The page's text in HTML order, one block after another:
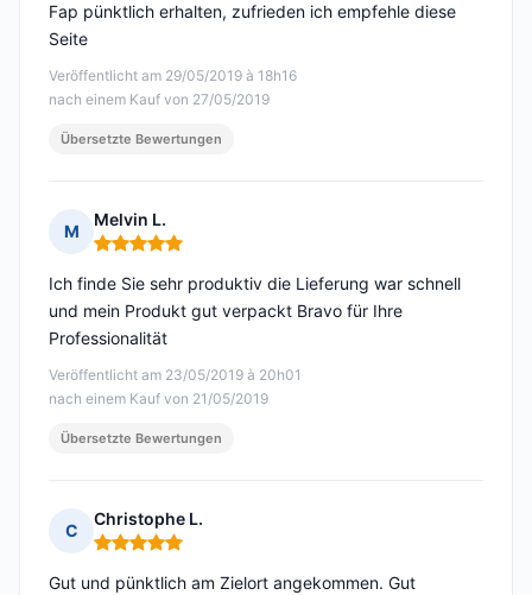
Veröffentlicht am 29/05/2019 à 18h16
nach einem Kauf von 27/05/2019
Fap pünktlich erhalten, zufrieden ich empfehle diese
Seite
Übersetzte Bewertungen
M
Melvin L.
Hinweis: 5 von 5
Veröffentlicht am 23/05/2019 à 20h01
nach einem Kauf von 21/05/2019
Ich finde Sie sehr produktiv die Lieferung war schnell
und mein Produkt gut verpackt Bravo für Ihre
Professionalität
Übersetzte Bewertungen
C
Christophe L.
Hinweis: 5 von 5
Gut und pünktlich am Zielort angekommen. Gut